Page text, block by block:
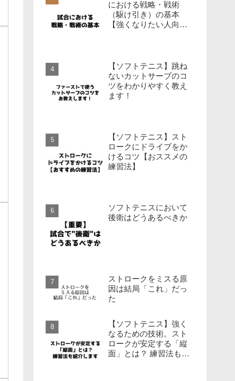
における戦略・戦術
（駆け引き）の基本
【強くなりたい人向
【ソフトテニス】跳ね
ないカットサーブのコ
ツをわかりやすく教え
ます！
【ソフトテニス】スト
ロークにドライブをか
けるコツ【おススメの
練習法】
ソフトテニスにおいて
後衛はどうあるべきか
ストロークをミスる原
因は結局「これ」だっ
た
【ソフトテニス】強く
なるための技術。スト
ロークが安定する「縦
面」とは？ 練習法も紹